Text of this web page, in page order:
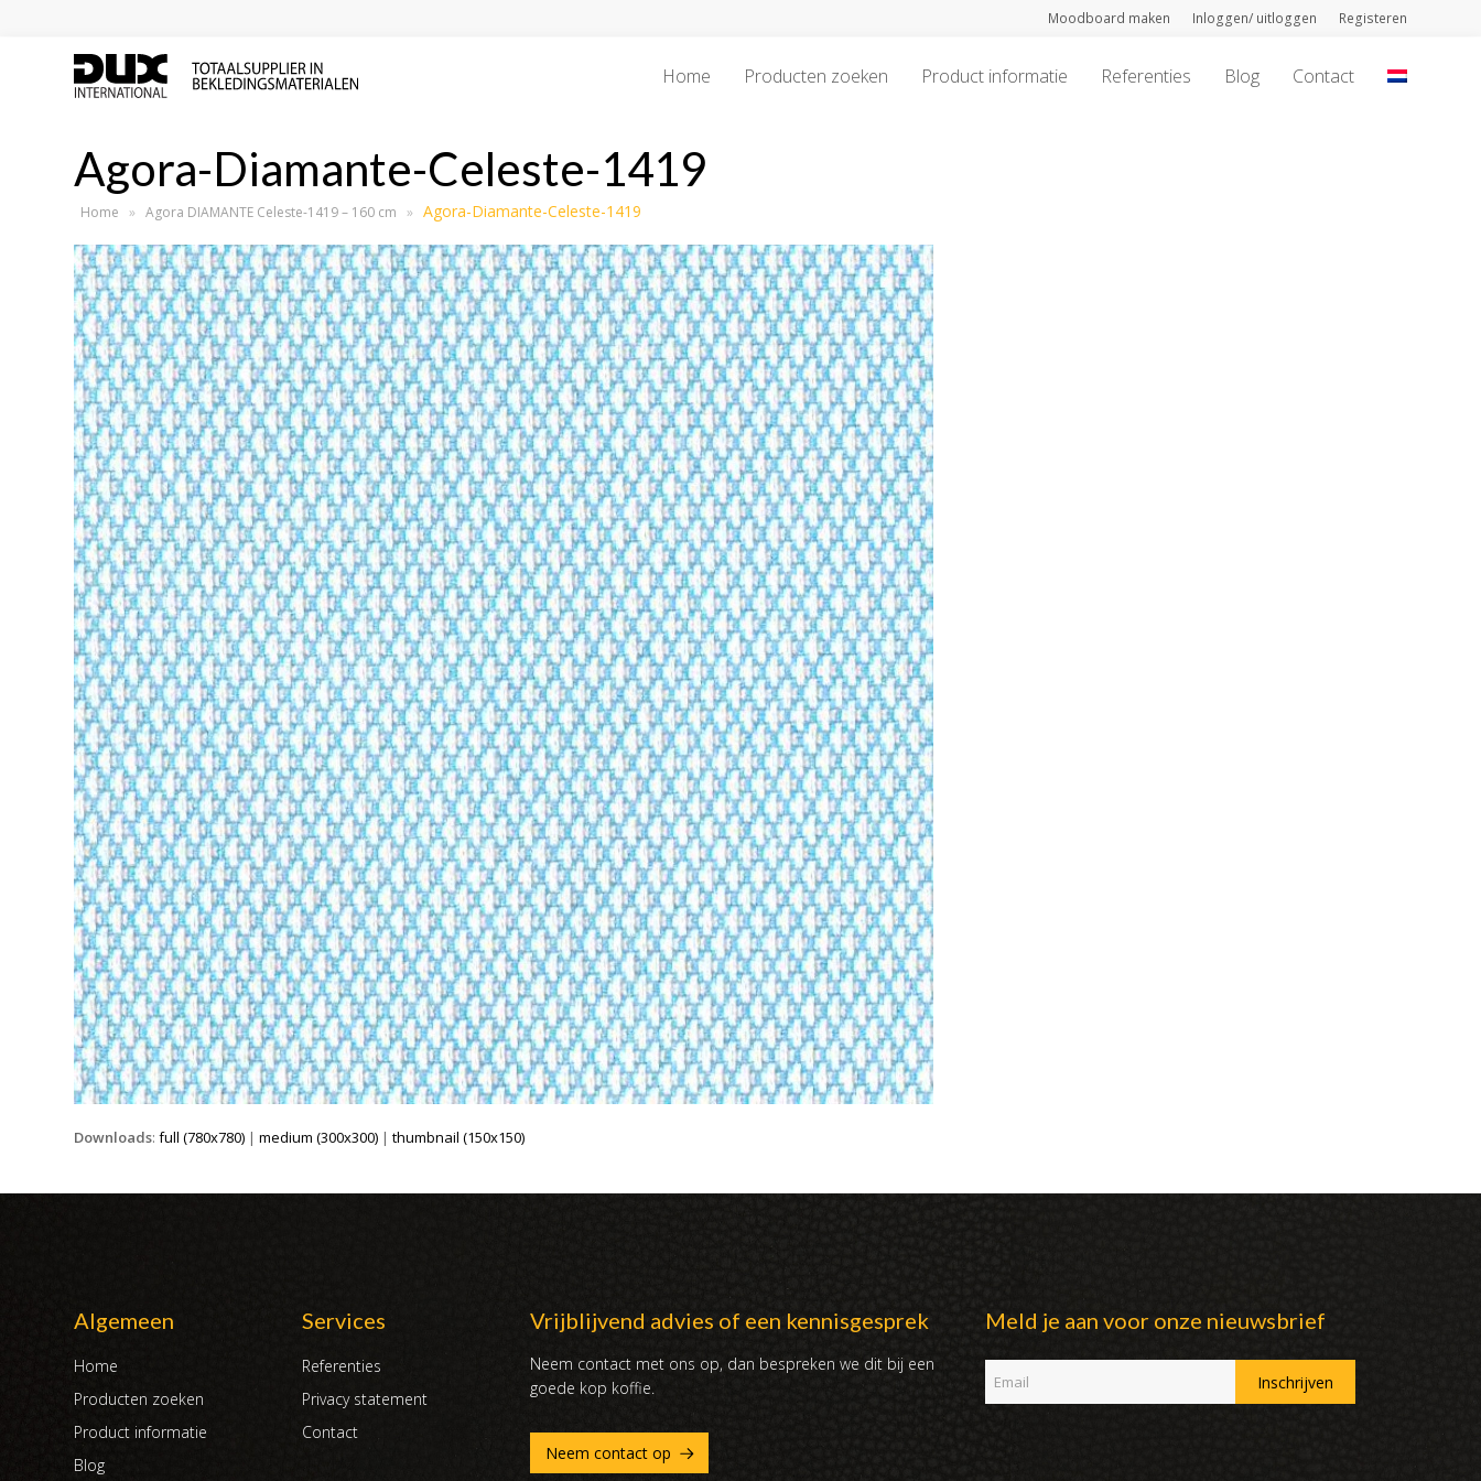
Moodboard maken Inloggen/ uitloggen Registeren
Home Producten zoeken Product informatie Referenties Blog Contact
Agora-Diamante-Celeste-1419
Home » Agora DIAMANTE Celeste-1419 – 160 cm » Agora-Diamante-Celeste-1419
Downloads:full (780x780) |medium (300x300) |thumbnail (150x150)
Algemeen
Home
Producten zoeken
Product informatie
Blog
Services
Referenties
Privacy statement
Contact
Vrijblijvend advies of een kennisgesprek
Neem contact met ons op, dan bespreken we dit bij een
goede kop koffie.
Neem contact op
Meld je aan voor onze nieuwsbrief